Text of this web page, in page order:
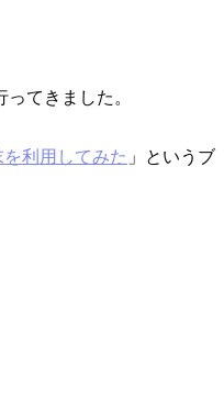
てきました。
利用してみた 」というブ